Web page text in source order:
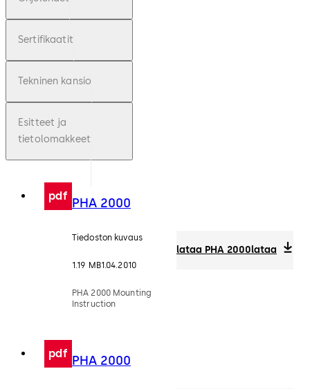
Sertifikaatit
Tekninen kansio
Esitteet ja
tietolomakkeet
pdf PHA 2000
Tiedoston kuvaus
1.19 MB1.04.2010
PHA 2000 Mounting
Instruction
lataa PHA 2000lataa
pdf PHA 2000